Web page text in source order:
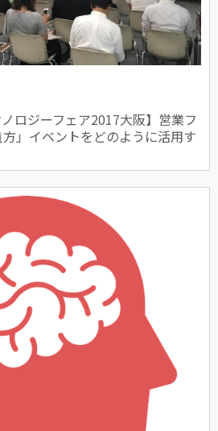
ノロジーフェア2017大阪】営業フ
」イベントをどのように活用す